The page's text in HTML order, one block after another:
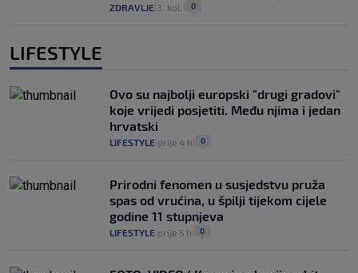
ZDRAVLJE 3. kol. 0
LIFESTYLE
Ovo su najbolji europski "drugi gradovi"
koje vrijedi posjetiti. Među njima i jedan
hrvatski
LIFESTYLE prije 4 h 0
Prirodni fenomen u susjedstvu pruža
spas od vrućina, u špilji tijekom cijele
godine 11 stupnjeva
LIFESTYLE prije 5 h 0